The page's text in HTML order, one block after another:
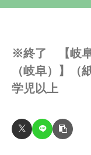
※終了 【岐阜
（岐阜）】
学児以上